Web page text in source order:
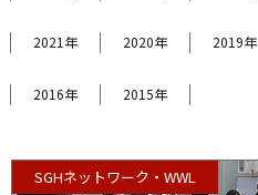
2021年 2020年 2019年
2016年 2015年
SGHネットワーク・WWL